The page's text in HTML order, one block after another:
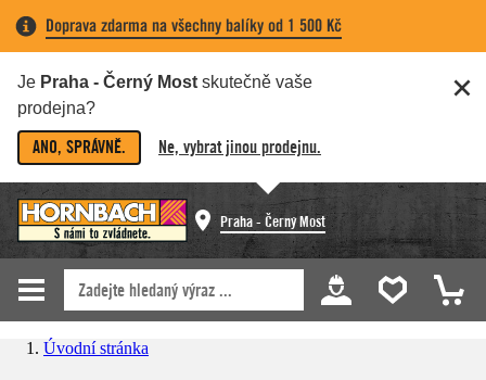
Doprava zdarma na všechny balíky od 1 500 Kč
Je Praha - Černý Most skutečně vaše
prodejna?
ANO, SPRÁVNĚ. Ne, vybrat jinou prodejnu.
Praha - Černý Most
Úvodní stránka